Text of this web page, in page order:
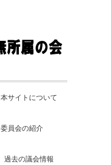
本サイトについて
委員会の紹介
過去の議会情報